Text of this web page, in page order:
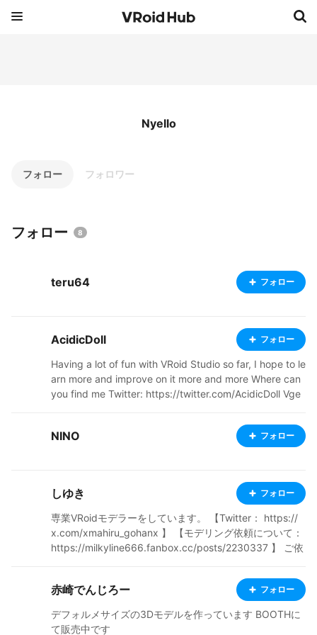
Nyello
フォロー フォロワー
フォロー 8
teru64 フォロー
AcidicDoll フォロー
Having a lot of fun with VRoid Studio so far, I hope to le
arn more and improve on it more and more Where can
you find me Twitter: https://twitter.com/AcidicDoll Vge
utube.com/@AcidicDoll DeviantArt: https://www.devia
ntart.com/acidicdoll?rnrd=274182 Toyhou.se: https://t
NINO フォロー
しゆき フォロー
専業VRoidモデラーをしています。 【Twitter： https://
x.com/xmahiru_gohanx 】 【モデリング依頼について：
https://milkyline666.fanbox.cc/posts/2230337 】 ご依
稿しています。 お仕事で制作させていただいたモデルは
モデル名に【制作実績】の記載があります。
赤崎でんじろー フォロー
デフォルメサイズの3Dモデルを作っています BOOTHに
て販売中です